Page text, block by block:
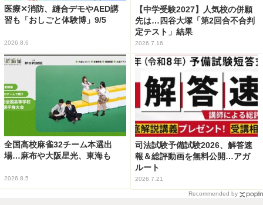
医療✕消防、縫合デモやAED講
習も「おしごと体験博」9/5
2026.8.6
【中学受験2027】人気校の併願
先は…四谷大塚「第2回合不合判
定テスト」結果
2026.7.16
全国高校麻雀32チーム本選出
場…麻布や大阪星光、東海も
2026.8.5
司法試験予備試験2026、解答速
報＆総評動画を無料公開…アガ
ルート
2026.7.21
Recommended by